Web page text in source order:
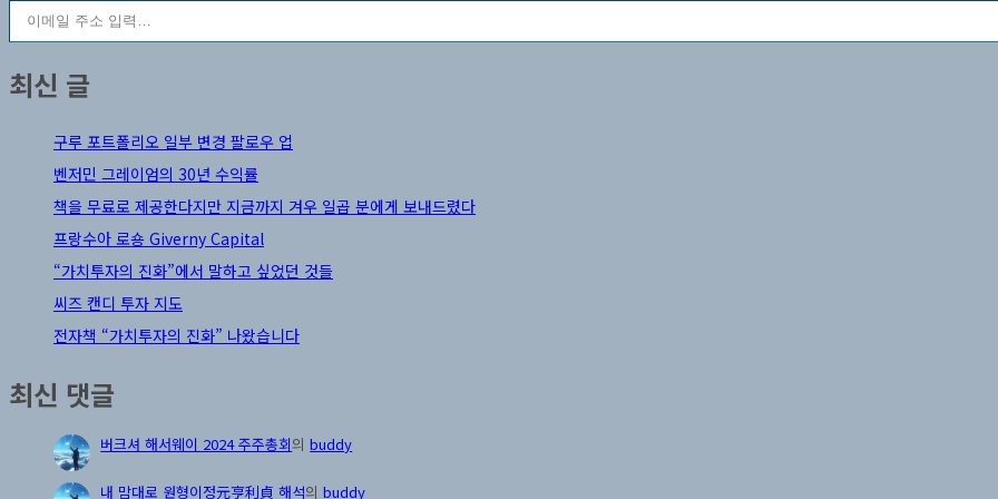
최신 글
구루 포트폴리오 일부 변경 팔로우 업
벤저민 그레이엄의 30년 수익률
책을 무료로 제공한다지만 지금까지 겨우 일곱 분에게 보내드렸다
프랑수아 로숑 Giverny Capital
“가치투자의 진화”에서 말하고 싶었던 것들
씨즈 캔디 투자 지도
전자책 “가치투자의 진화” 나왔습니다
최신 댓글
버크셔 해서웨이 2024 주주총회의buddy
내 맘대로 원형이정元亨利貞 해석의buddy